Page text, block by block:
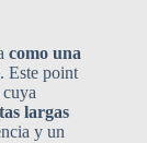
como una
Este point
largas
y un